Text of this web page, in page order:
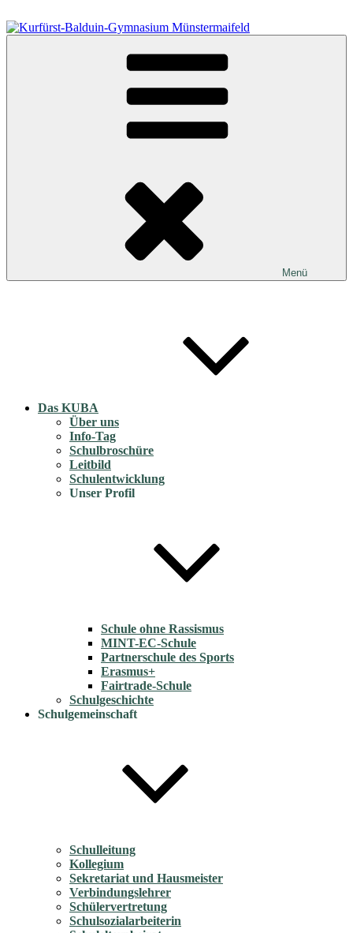
Inhalt
springen
Kurfürst-Balduin-Gymnasium Münstermaifeld
Menü
Das KUBA
Über uns
Info-Tag
Schulbroschüre
Leitbild
Schulentwicklung
Unser Profil
Schule ohne Rassismus
MINT-EC-Schule
Partnerschule des Sports
Erasmus+
Fairtrade-Schule
Schulgeschichte
Schulgemeinschaft
Schulleitung
Kollegium
Sekretariat und Hausmeister
Verbindungslehrer
Schülervertretung
Schulsozialarbeiterin